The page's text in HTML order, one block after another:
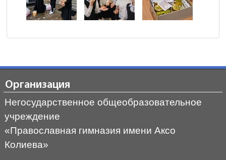
Организация
Негосударственное общеобразовательное
учреждение
«Православная гимназия имени Аксо
Колиева»